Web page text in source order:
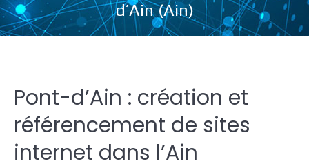
d’Ain (Ain)
Pont-d’Ain : création et
référencement de sites
internet dans l’Ain